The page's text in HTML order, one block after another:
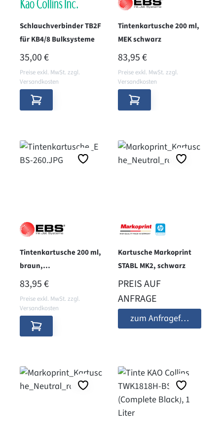
Schlauchverbinder TB2F
für KB4/8 Bulksysteme
REGULÄRER PREIS:
35,00 €
Preise exkl. MwSt. zzgl.
Versandkosten
Tintenkartusche 200 ml,
MEK schwarz
REGULÄRER PREIS:
83,95 €
Preise exkl. MwSt. zzgl.
Versandkosten
Tintenkartusche 200 ml,
braun,
Lebensmitteltinte
REGULÄRER PREIS:
83,95 €
Preise exkl. MwSt. zzgl.
Versandkosten
Kartusche Markoprint
STABL MK2, schwarz
PREIS AUF
ANFRAGE
zum Anfrageformular